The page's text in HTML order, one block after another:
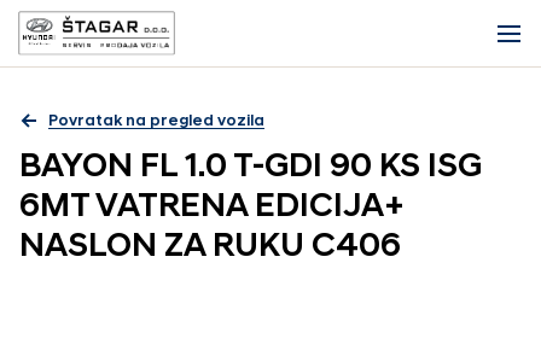
Povratak na pregled vozila
BAYON FL 1.0 T-GDI 90 KS ISG
6MT VATRENA EDICIJA+
NASLON ZA RUKU C406